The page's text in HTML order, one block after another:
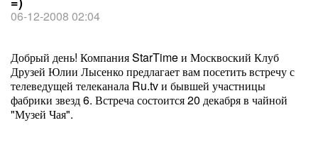
06-12-2008 02:04
Добрый день! Компания StarTime и Москвоский Клуб
Друзей Юлии Лысенко предлагает вам посетить встречу с
телеведущей телеканала Ru.tv и бывшей участницы
фабрики звезд 6. Встреча состоится 20 декабря в чайной
"Музей Чая".